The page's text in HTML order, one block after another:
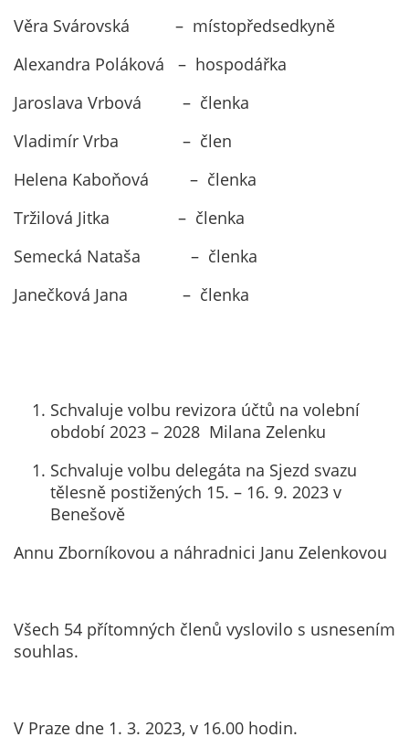
Věra Svárovská – místopředsedkyně
Alexandra Poláková – hospodářka
Jaroslava Vrbová – členka
Vladimír Vrba – člen
Helena Kaboňová – členka
Tržilová Jitka – členka
Semecká Nataša – členka
Janečková Jana – členka
Schvaluje volbu revizora účtů na volební
období 2023 – 2028 Milana Zelenku
Schvaluje volbu delegáta na Sjezd svazu
tělesně postižených 15. – 16. 9. 2023 v
Benešově
Annu Zborníkovou a náhradnici Janu Zelenkovou
Všech 54 přítomných členů vyslovilo s usnesením
souhlas.
V Praze dne 1. 3. 2023, v 16.00 hodin.